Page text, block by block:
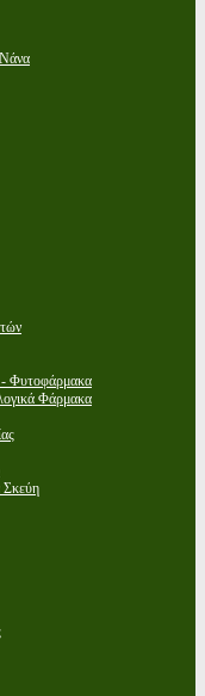
- Φυτοφάρμακα
Φάρμακα
Σκεύη